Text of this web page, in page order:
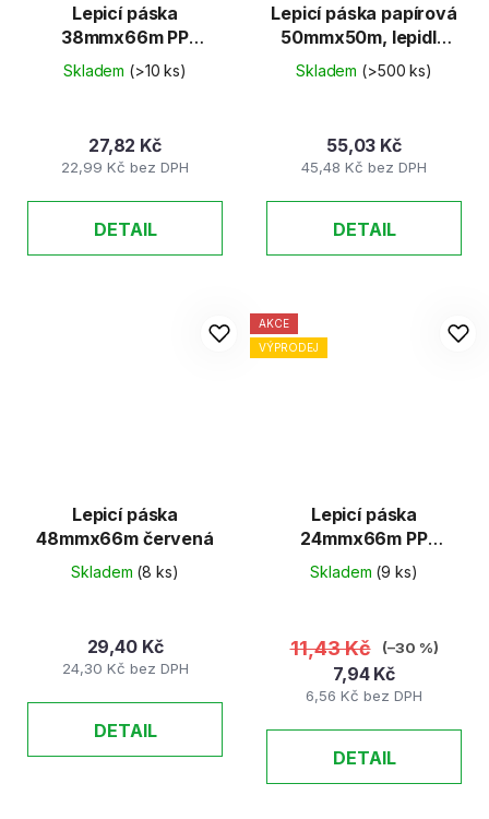
Lepicí páska
38mmx66m PP
Transparentní
Skladem (>10 ks)
22,99 Kč bez DPH
27,82 Kč
DETAIL
Lepicí páska papírová
50mmx50m, lepidlo
Hotmelt
Skladem (>500 ks)
45,48 Kč bez DPH
55,03 Kč
DETAIL
Lepicí páska
48mmx66m červená
Skladem (8 ks)
24,30 Kč bez DPH
29,40 Kč
DETAIL
AKCE
VÝPRODEJ
Lepicí páska
24mmx66m PP
Havana
Skladem (9 ks)
6,56 Kč bez DPH
7,94 Kč
11,43 Kč (–30 %)
DETAIL